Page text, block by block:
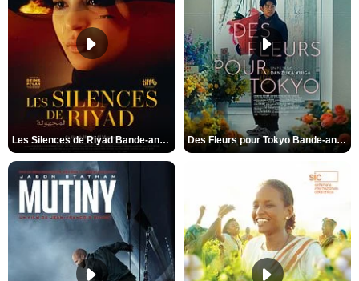
Les Silences de Riyad Bande-annonce VO STFR Des Fleurs pour Tokyo Bande-annonce VO STFR